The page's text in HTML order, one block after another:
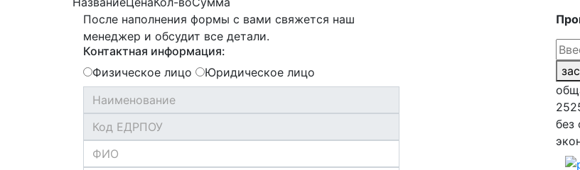
После наполнения формы с вами свяжется наш
менеджер и обсудит все детали.
Контактная информация:
Физическое лицо
Юридическое лицо
без